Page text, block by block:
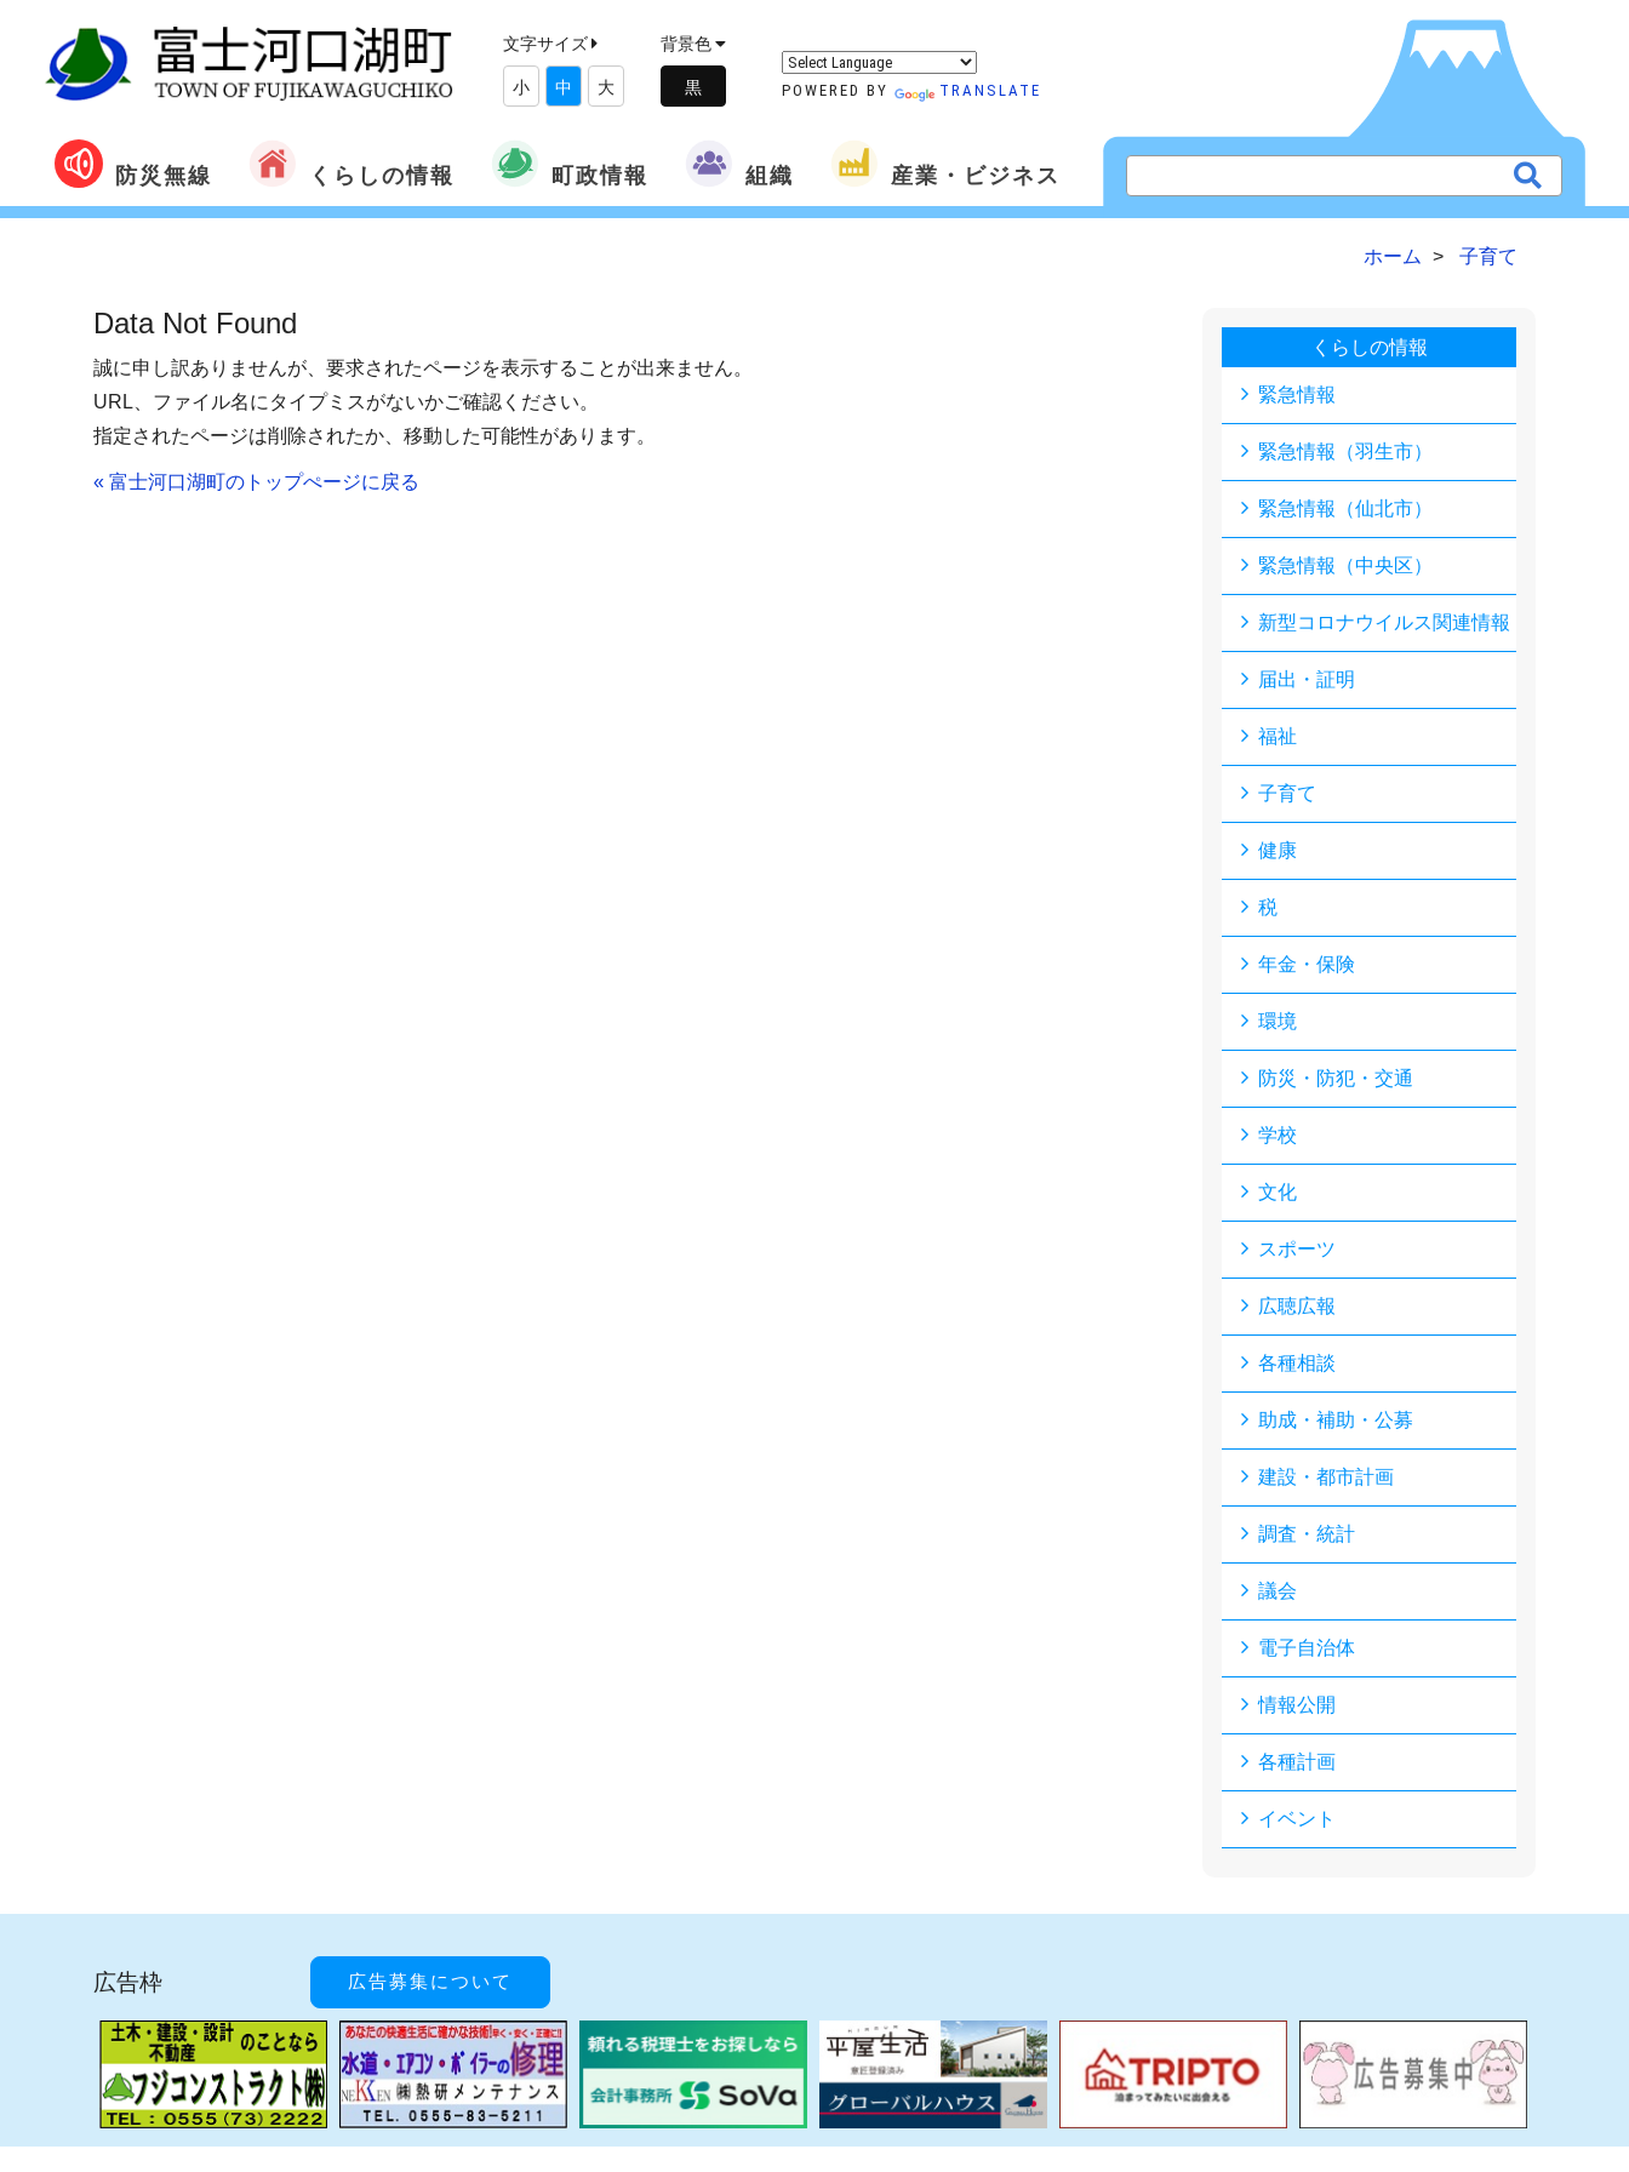
文字サイズ
小 中 大
背景色
POWERED BY TRANSLATE
防災無線 くらしの情報 町政情報 組織 産業・ビジネス
ホーム 子育て
Data Not Found
誠に申し訳ありませんが、要求されたページを表示することが出来ません。
URL、ファイル名にタイプミスがないかご確認ください。
指定されたページは削除されたか、移動した可能性があります。
« 富士河口湖町のトップぺージに戻る
くらしの情報
緊急情報
緊急情報（羽生市）
緊急情報（仙北市）
緊急情報（中央区）
新型コロナウイルス関連情報
届出・証明
福祉
子育て
健康
税
年金・保険
環境
防災・防犯・交通
学校
文化
スポーツ
広聴広報
各種相談
助成・補助・公募
建設・都市計画
調査・統計
議会
電子自治体
情報公開
各種計画
イベント
広告枠 広告募集について